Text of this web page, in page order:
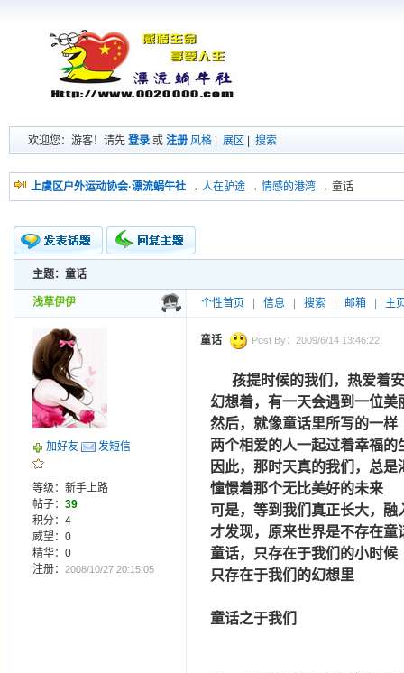
欢迎您：游客！请先 登录 或 注册 风格 展区 搜索
上虞区户外运动协会·漂流蜗牛社 → 人在驴途 → 情感的港湾 → 童话
新的主题
投票帖
小字报
主题：童话
浅草伊伊 个性首页 信息 搜索 邮箱 主
加好友 发短信
等级：新手上路
帖子： 39
积分：4
威望：0
精华：0
注册： 2008/10/27 20:15:05
童话 Post By：2009/6/14 13:46:22
孩提时候的我们，热爱着
幻想着，有一天会遇到一位
然后，就像童话里所写的一样
两个相爱的人一起过着幸福的
因此，那时天真的我们，总是
憧憬着那个无比美好的未来
可是，等到我们真正长大，融
才发现，原来世界是不存在童
童话，只存在于我们的小时候
只存在于我们的幻想里
童话之于我们